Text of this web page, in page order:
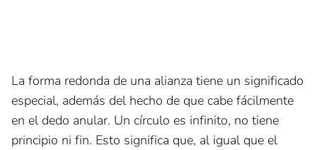
La forma redonda de una alianza tiene un significado
especial, además del hecho de que cabe fácilmente
en el dedo anular. Un círculo es infinito, no tiene
principio ni fin. Esto significa que, al igual que el